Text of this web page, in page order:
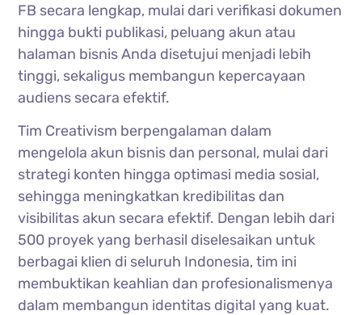
FB secara lengkap, mulai dari verifikasi dokumen
hingga bukti publikasi, peluang akun atau
halaman bisnis Anda disetujui menjadi lebih
tinggi, sekaligus membangun kepercayaan
audiens secara efektif.
Tim Creativism berpengalaman dalam
mengelola akun bisnis dan personal, mulai dari
strategi konten hingga optimasi media sosial,
sehingga meningkatkan kredibilitas dan
visibilitas akun secara efektif. Dengan lebih dari
500 proyek yang berhasil diselesaikan untuk
berbagai klien di seluruh Indonesia, tim ini
membuktikan keahlian dan profesionalismenya
dalam membangun identitas digital yang kuat.